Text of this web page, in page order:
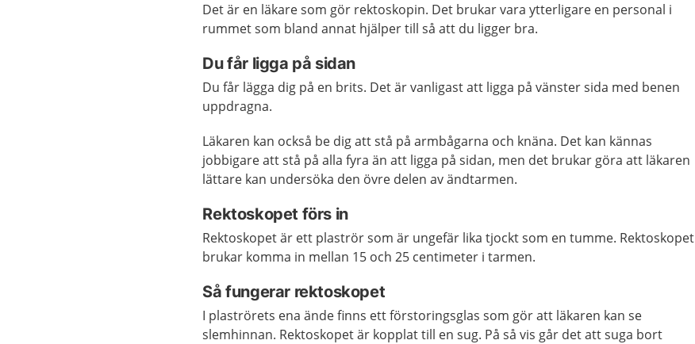
Det är en läkare som gör rektoskopin. Det brukar vara ytterligare en personal i
rummet som bland annat hjälper till så att du ligger bra.
Du får ligga på sidan
Du får lägga dig på en brits. Det är vanligast att ligga på vänster sida med benen
uppdragna.
Läkaren kan också be dig att stå på armbågarna och knäna. Det kan kännas
jobbigare att stå på alla fyra än att ligga på sidan, men det brukar göra att läkaren
lättare kan undersöka den övre delen av ändtarmen.
Rektoskopet förs in
Rektoskopet är ett plaströr som är ungefär lika tjockt som en tumme. Rektoskopet
brukar komma in mellan 15 och 25 centimeter i tarmen.
Så fungerar rektoskopet
I plaströrets ena ände finns ett förstoringsglas som gör att läkaren kan se
slemhinnan. Rektoskopet är kopplat till en sug. På så vis går det att suga bort